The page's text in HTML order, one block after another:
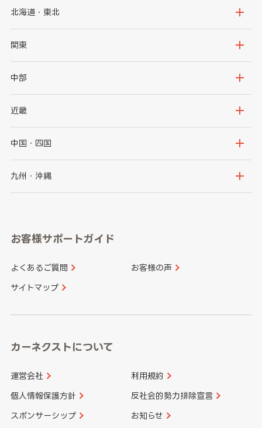
北海道・東北
北海道
岩手県
秋田県
関東
茨城県
群馬県
千葉県
中部
新潟県
石川県
山梨県
愛知県
近畿
大阪府
京都府
和歌山県
中国・四国
鳥取県
山口県
香川県 愛媛県
九州・沖縄
長崎県
大分県 宮崎県
お客様サポートガイド
よくあるご質問 お客様の声
サイトマップ
カーネクストについて
運営会社 利用規約
個人情報保護方針 反社会的勢力排除宣言
スポンサーシップ お知らせ